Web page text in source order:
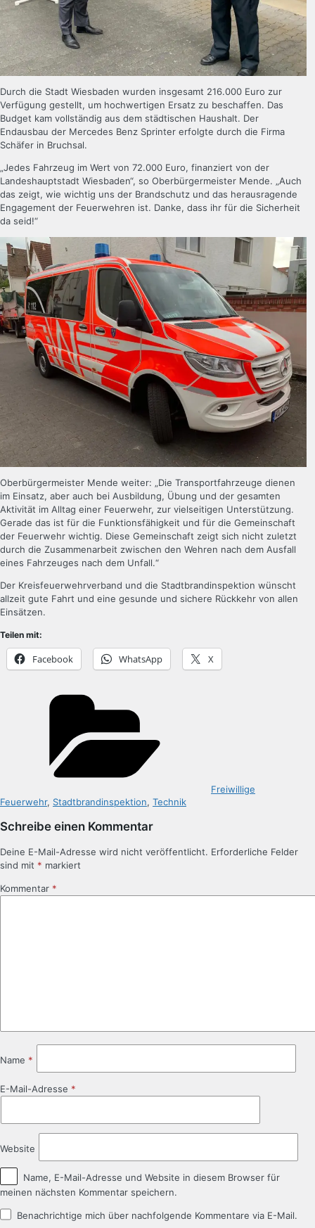
Durch die Stadt Wiesbaden wurden insgesamt 216.000 Euro zur
Verfügung gestellt, um hochwertigen Ersatz zu beschaffen. Das
Budget kam vollständig aus dem städtischen Haushalt. Der
Endausbau der Mercedes Benz Sprinter erfolgte durch die Firma
Schäfer in Bruchsal.
„Jedes Fahrzeug im Wert von 72.000 Euro, finanziert von der
Landeshauptstadt Wiesbaden“, so Oberbürgermeister Mende. „Auch
das zeigt, wie wichtig uns der Brandschutz und das herausragende
Engagement der Feuerwehren ist. Danke, dass ihr für die Sicherheit
da seid!“
Oberbürgermeister Mende weiter: „Die Transportfahrzeuge dienen
im Einsatz, aber auch bei Ausbildung, Übung und der gesamten
Aktivität im Alltag einer Feuerwehr, zur vielseitigen Unterstützung.
Gerade das ist für die Funktionsfähigkeit und für die Gemeinschaft
der Feuerwehr wichtig. Diese Gemeinschaft zeigt sich nicht zuletzt
durch die Zusammenarbeit zwischen den Wehren nach dem Ausfall
eines Fahrzeuges nach dem Unfall.“
Der Kreisfeuerwehrverband und die Stadtbrandinspektion wünscht
allzeit gute Fahrt und eine gesunde und sichere Rückkehr von allen
Einsätzen.
Teilen mit:
Facebook WhatsApp X
Freiwillige
Feuerwehr, Stadtbrandinspektion, Technik
Schreibe einen Kommentar
Deine E-Mail-Adresse wird nicht veröffentlicht. Erforderliche Felder
sind mit * markiert
Kommentar *
Name *
E-Mail-Adresse *
Website
Name, E-Mail-Adresse und Website in diesem Browser für
meinen nächsten Kommentar speichern.
Benachrichtige mich über nachfolgende Kommentare via E-Mail.